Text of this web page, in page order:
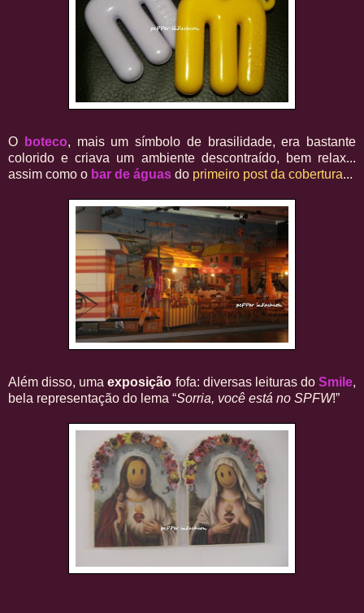
O boteco, mais um símbolo de brasilidade, era bastante
colorido e criava um ambiente descontraído, bem relax...
assim como o bar de águas do primeiro post da cobertura...
Além disso, umaexposição fofa: diversas leituras do Smile,
bela representação do lema “Sorria, você está no SPFW!”